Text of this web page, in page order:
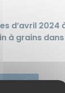
d’avril 2024
à grains